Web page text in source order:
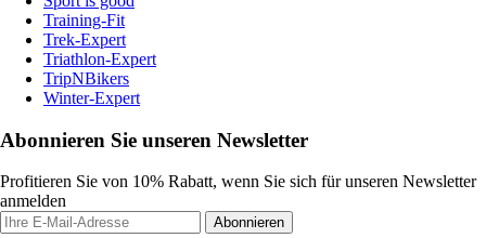
Training-Fit
Trek-Expert
Triathlon-Expert
TripNBikers
Winter-Expert
Abonnieren Sie unseren Newsletter
Profitieren Sie von 10% Rabatt, wenn Sie sich für unseren Newsletter
anmelden
Abonnieren